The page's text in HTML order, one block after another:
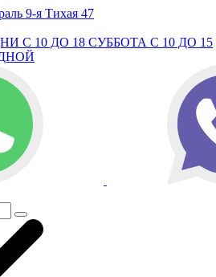
9-я Тихая 47
С 10 ДО 18 СУББОТА С 10 ДО 15